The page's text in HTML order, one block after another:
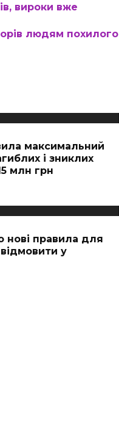
вироки вже
людям похилого
максимальний
і зниклих
млн грн
нові правила для
у